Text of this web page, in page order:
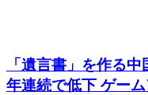
「遺言書」を作る
年連続で低下 ゲー